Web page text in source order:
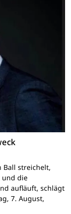
Ball streichelt,
und die
aufläuft, schlägt
7. August,